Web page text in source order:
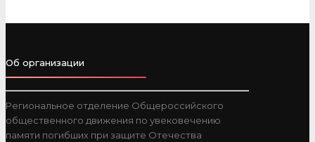
Об организации
Региональное отделение Общероссийского
общественного движения по увековечению
памяти погибших при защите Отечества